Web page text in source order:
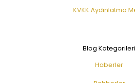
KVKK Aydınlatma
Blog Kategorileri
Haberler